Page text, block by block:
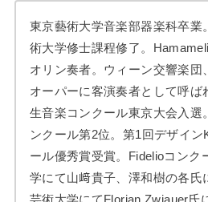
東京藝術大学音楽部器楽科卒業
術大学修士課程修了。
オリン奏者。ウィーン交響楽団
オーパーに客演奏者として呼ば
生音楽コンクール東京大会入選
ンクール第2位。第1回デザイ
ール優秀賞受賞。Fidelioコンク
学にて山﨑貴子、澤和樹の各氏
芸術大学にてFlorian Zwiauer氏